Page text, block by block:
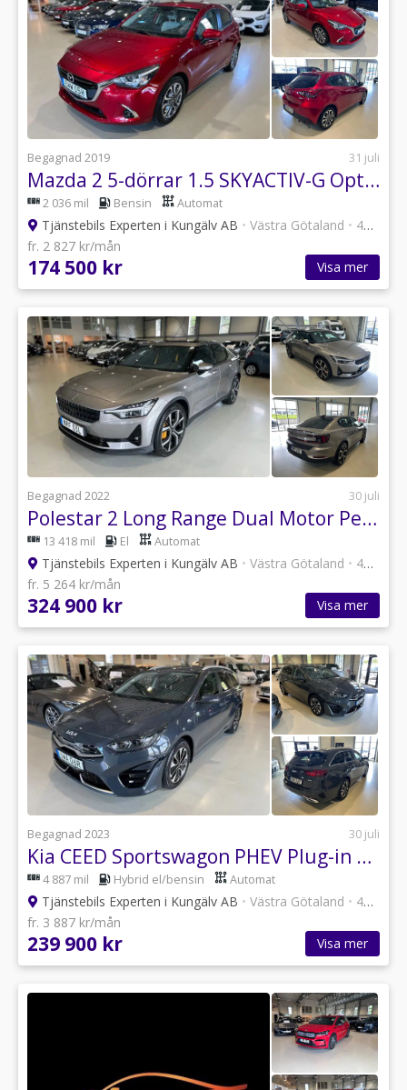
Begagnad 2019 31 juli
Mazda 2 5-dörrar 1.5 SKYACTIV-G Optimum / HUD / En brukare
2 036 mil Bensin Automat
Tjänstebils Experten i Kungälv AB • Västra Götaland • 47 annonser
fr. 2 827 kr/mån
174 500 kr Visa mer
Begagnad 2022 30 juli
Polestar 2 Long Range Dual Motor Performance Pilot Plus 408hk
13 418 mil El Automat
Tjänstebils Experten i Kungälv AB • Västra Götaland • 47 annonser
fr. 5 264 kr/mån
324 900 kr Visa mer
Begagnad 2023 30 juli
Kia CEED Sportswagon PHEV Plug-in Hybrid DCT Action 141hk
4 887 mil Hybrid el/bensin Automat
Tjänstebils Experten i Kungälv AB • Västra Götaland • 47 annonser
fr. 3 887 kr/mån
239 900 kr Visa mer